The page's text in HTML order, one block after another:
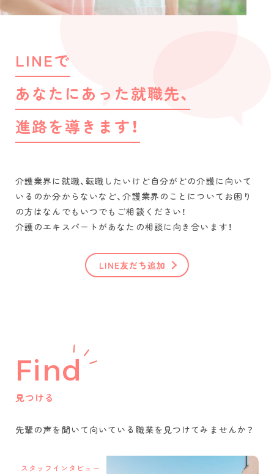
LINEで
あなたにあった就職先、
進路を導きます！
介護業界に就職、転職したいけど自分がどの介護に向いて
いるのか分からないなど、介護業界のことについてお困り
の方はなんでもいつでもご相談ください！
介護のエキスパートがあなたの相談に向き合います！
LINE友だち追加
Find
見つける
先輩の声を聞いて 向いている職業を 見つけてみませんか？
スタッフインタビュー